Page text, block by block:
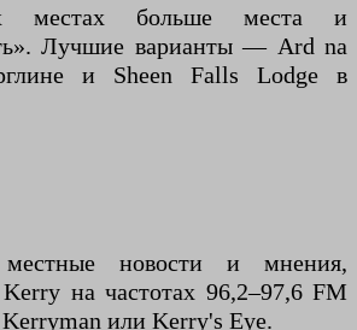
местах больше места и
Лучшие варианты — Ard na
и Sheen Falls Lodge в
новости и мнения,
на частотах 96,2–97,6 FM
или Kerry's Eye.